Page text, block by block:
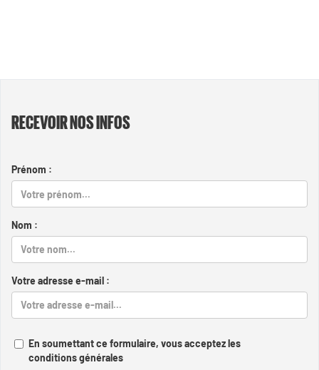
RECEVOIR NOS INFOS
Prénom :
Nom :
Votre adresse e-mail :
En soumettant ce formulaire, vous acceptez les
conditions générales